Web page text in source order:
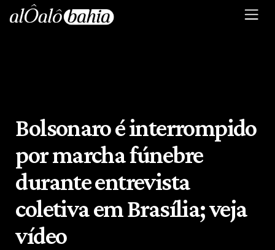
Bolsonaro é interrompido
por marcha fúnebre
durante entrevista
coletiva em Brasília; veja
vídeo